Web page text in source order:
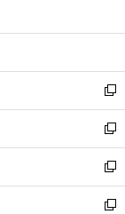
開
ン
ウ
で
開
く
ウ
ン
ド
ウ
で
開
く
新
し
い
ウ
ィ
ン
ド
新
し
い
ウ
ィ
新
し
い
新